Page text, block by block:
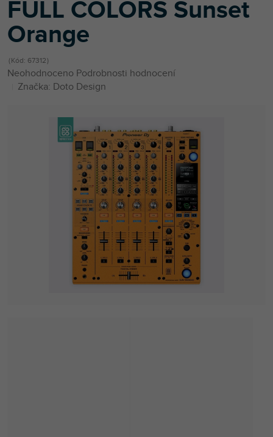
FULL COLORS Sunset
Orange
Kód: 67312
Průměrné
hodnocení
Neohodnoceno Podrobnosti hodnocení
Značka: Doto Design